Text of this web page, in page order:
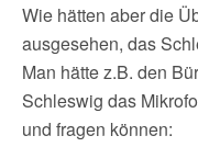
Wie hätten aber die
ausgesehen, das
Man hätte z.B. den
Schleswig das
und fragen können: